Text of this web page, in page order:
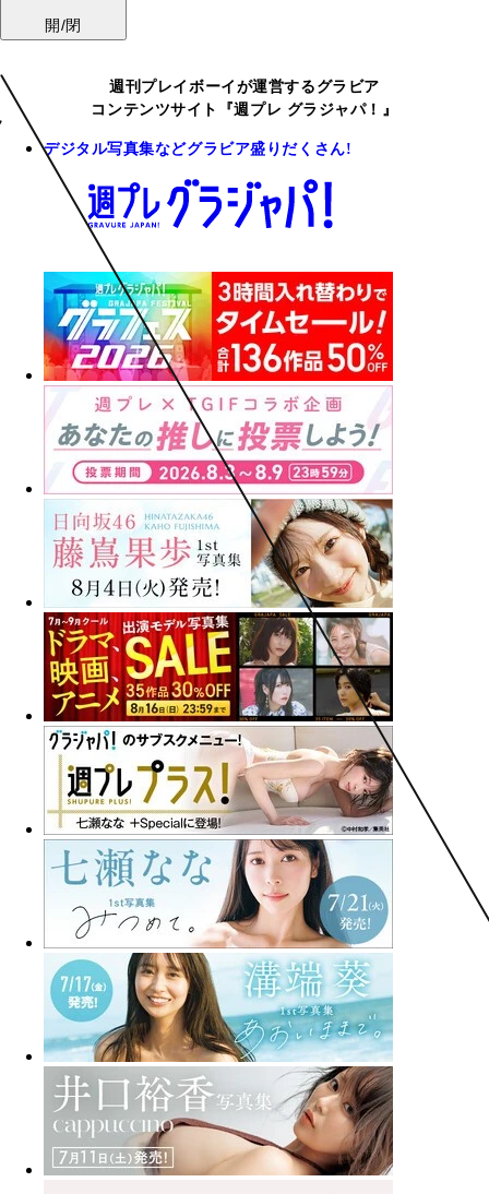
開/閉
週刊プレイボーイが運営するグラビア
コンテンツサイト『週プレ グラジャパ！』
デジタル写真集などグラビア盛りだくさん!